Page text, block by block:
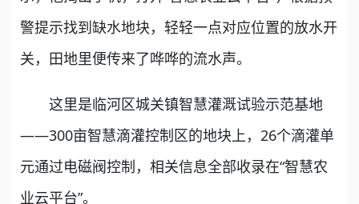
警提示找到缺水地块，轻轻一点对应位置的放水开
关，田地里便传来了哗哗的流水声。
这里是临河区城关镇智慧灌溉试验示范基地
——300亩智慧滴灌控制区的地块上，26个滴灌单
元通过电磁阀控制，相关信息全部收录在“智慧农
业云平台”。